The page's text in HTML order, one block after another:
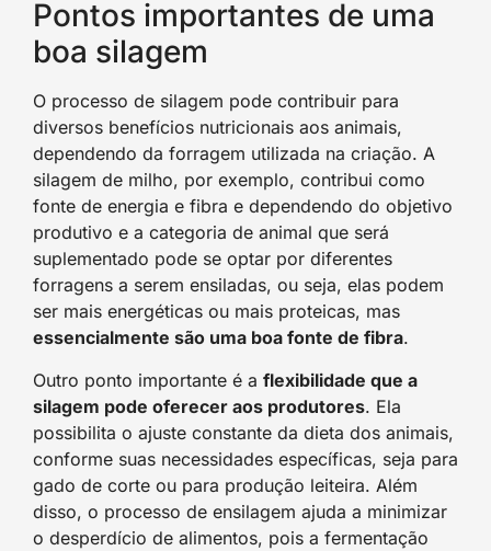
Pontos importantes de uma
boa silagem
O processo de silagem pode contribuir para
diversos benefícios nutricionais aos animais,
dependendo da forragem utilizada na criação. A
silagem de milho, por exemplo, contribui como
fonte de energia e fibra e dependendo do objetivo
produtivo e a categoria de animal que será
suplementado pode se optar por diferentes
forragens a serem ensiladas, ou seja, elas podem
ser mais energéticas ou mais proteicas, mas
essencialmente são uma boa fonte de fibra.
Outro ponto importante é a flexibilidade que a
silagem pode oferecer aos produtores. Ela
possibilita o ajuste constante da dieta dos animais,
conforme suas necessidades específicas, seja para
gado de corte ou para produção leiteira. Além
disso, o processo de ensilagem ajuda a minimizar
o desperdício de alimentos, pois a fermentação